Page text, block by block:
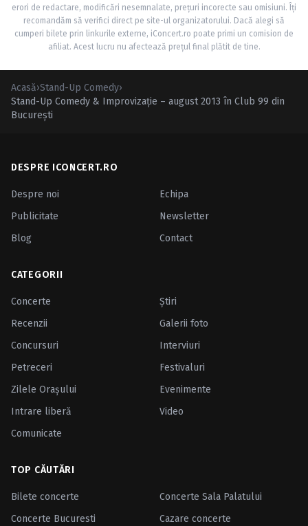
erori de redactare, modificări nesemnalate, prețuri incorecte sau omisiuni. Îți
recomandăm să verifici direct pe site-ul organizatorului. Dacă alegi să
cumperi bilete prin linkurile externe, iConcert.ro poate primi un comision de
afiliat. Acest lucru nu afectează prețul final plătit de tine.
Acasă›Stand-Up Comedy›
Stand-Up Comedy & Improvizaţie – august 2013 în Club 99 din
Bucureşti
DESPRE ICONCERT.RO
Despre noi
Echipa
Publicitate
Newsletter
Blog
Contact
CATEGORII
Concerte
Ştiri
Recenzii
Galerii foto
Concursuri
Interviuri
Petreceri
Festivaluri
Zilele Oraşului
Evenimente
Intrare liberă
Video
Comunicate
TOP CĂUTĂRI
Bilete concerte
Concerte Sala Palatului
Concerte Bucuresti
Cazare concerte